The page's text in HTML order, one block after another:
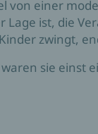
von einer
Lage ist, die
zwingt,
sie einst
und
Patriarch in